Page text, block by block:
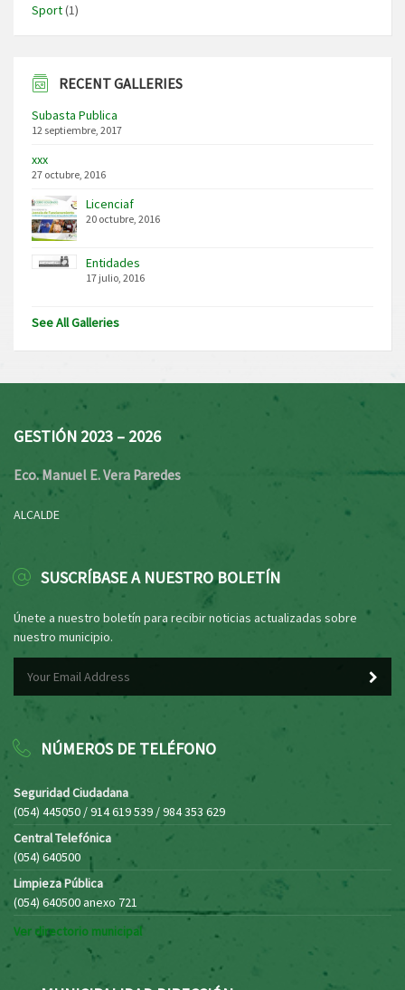
Sport(1)
RECENT GALLERIES
Subasta Publica
12 septiembre, 2017
xxx
27 octubre, 2016
Licenciaf
20 octubre, 2016
Entidades
17 julio, 2016
See All Galleries
GESTIÓN 2023 – 2026
Eco. Manuel E. Vera Paredes
ALCALDE
SUSCRÍBASE A NUESTRO BOLETÍN
Únete a nuestro boletín para recibir noticias actualizadas sobre
nuestro municipio.
NÚMEROS DE TELÉFONO
Seguridad Ciudadana
(054) 445050 / 914 619 539 / 984 353 629
Central Telefónica
(054) 640500
Limpieza Pública
(054) 640500 anexo 721
Ver directorio municipal